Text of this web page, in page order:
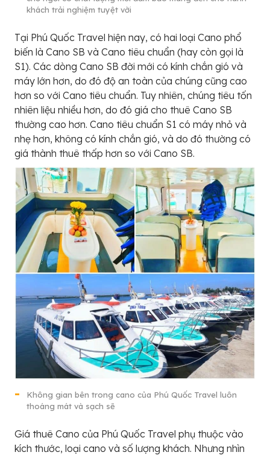
khách trải nghiệm tuyệt vời
Tại Phú Quốc Travel hiện nay, có hai loại Cano phổ
biến là Cano SB và Cano tiêu chuẩn (hay còn gọi là
S1). Các dòng Cano SB đời mới có kính chắn gió và
máy lớn hơn, do đó độ an toàn của chúng cũng cao
hơn so với Cano tiêu chuẩn. Tuy nhiên, chúng tiêu tốn
nhiên liệu nhiều hơn, do đó giá cho thuê Cano SB
thường cao hơn. Cano tiêu chuẩn S1 có máy nhỏ và
nhẹ hơn, không có kính chắn gió, và do đó thường có
giá thành thuê thấp hơn so với Cano SB.
Không gian bên trong cano của Phú Quốc Travel luôn
thoáng mát và sạch sẽ
Giá thuê Cano của Phú Quốc Travel phụ thuộc vào
kích thước, loại cano và số lượng khách. Nhưng nhìn